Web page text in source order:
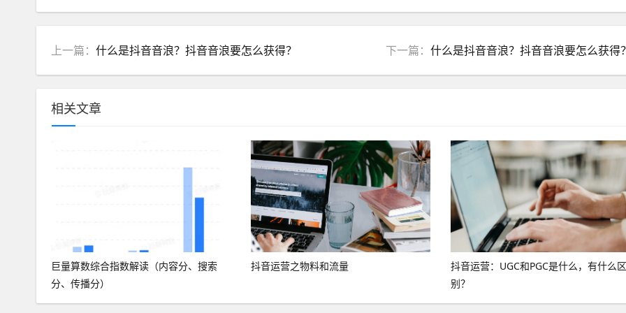
上一篇： 什么是抖音音浪？抖音音浪要怎么获得？ 下一篇： 什么是抖音音浪？抖音音浪要怎么获得
相关文章
巨量算数综合指数解读（内容分、搜索
分、传播分）
抖音运营之物料和流量
抖音运营：UGC和PGC是什么，有什么区
别？